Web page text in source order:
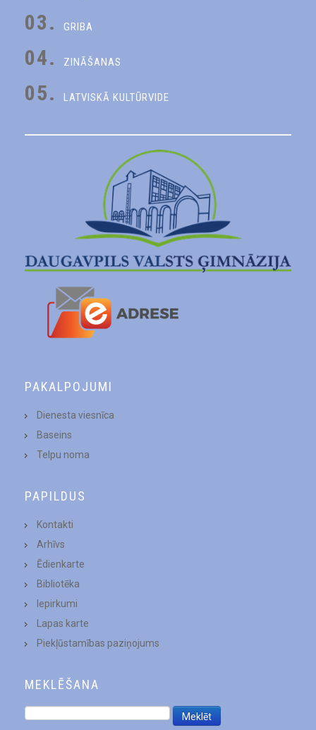
03. GRIBA
04. ZINĀŠANAS
05. LATVISKĀ KULTŪRVIDE
PAKALPOJUMI
Dienesta viesnīca
Baseins
Telpu noma
PAPILDUS
Kontakti
Arhīvs
Ēdienkarte
Bibliotēka
Iepirkumi
Lapas karte
Piekļūstamības paziņojums
MEKLĒŠANA